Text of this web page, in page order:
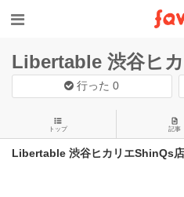
Libertable 渋谷ヒ
行った0
トップ 記事
Libertable 渋谷ヒカリエShinQs